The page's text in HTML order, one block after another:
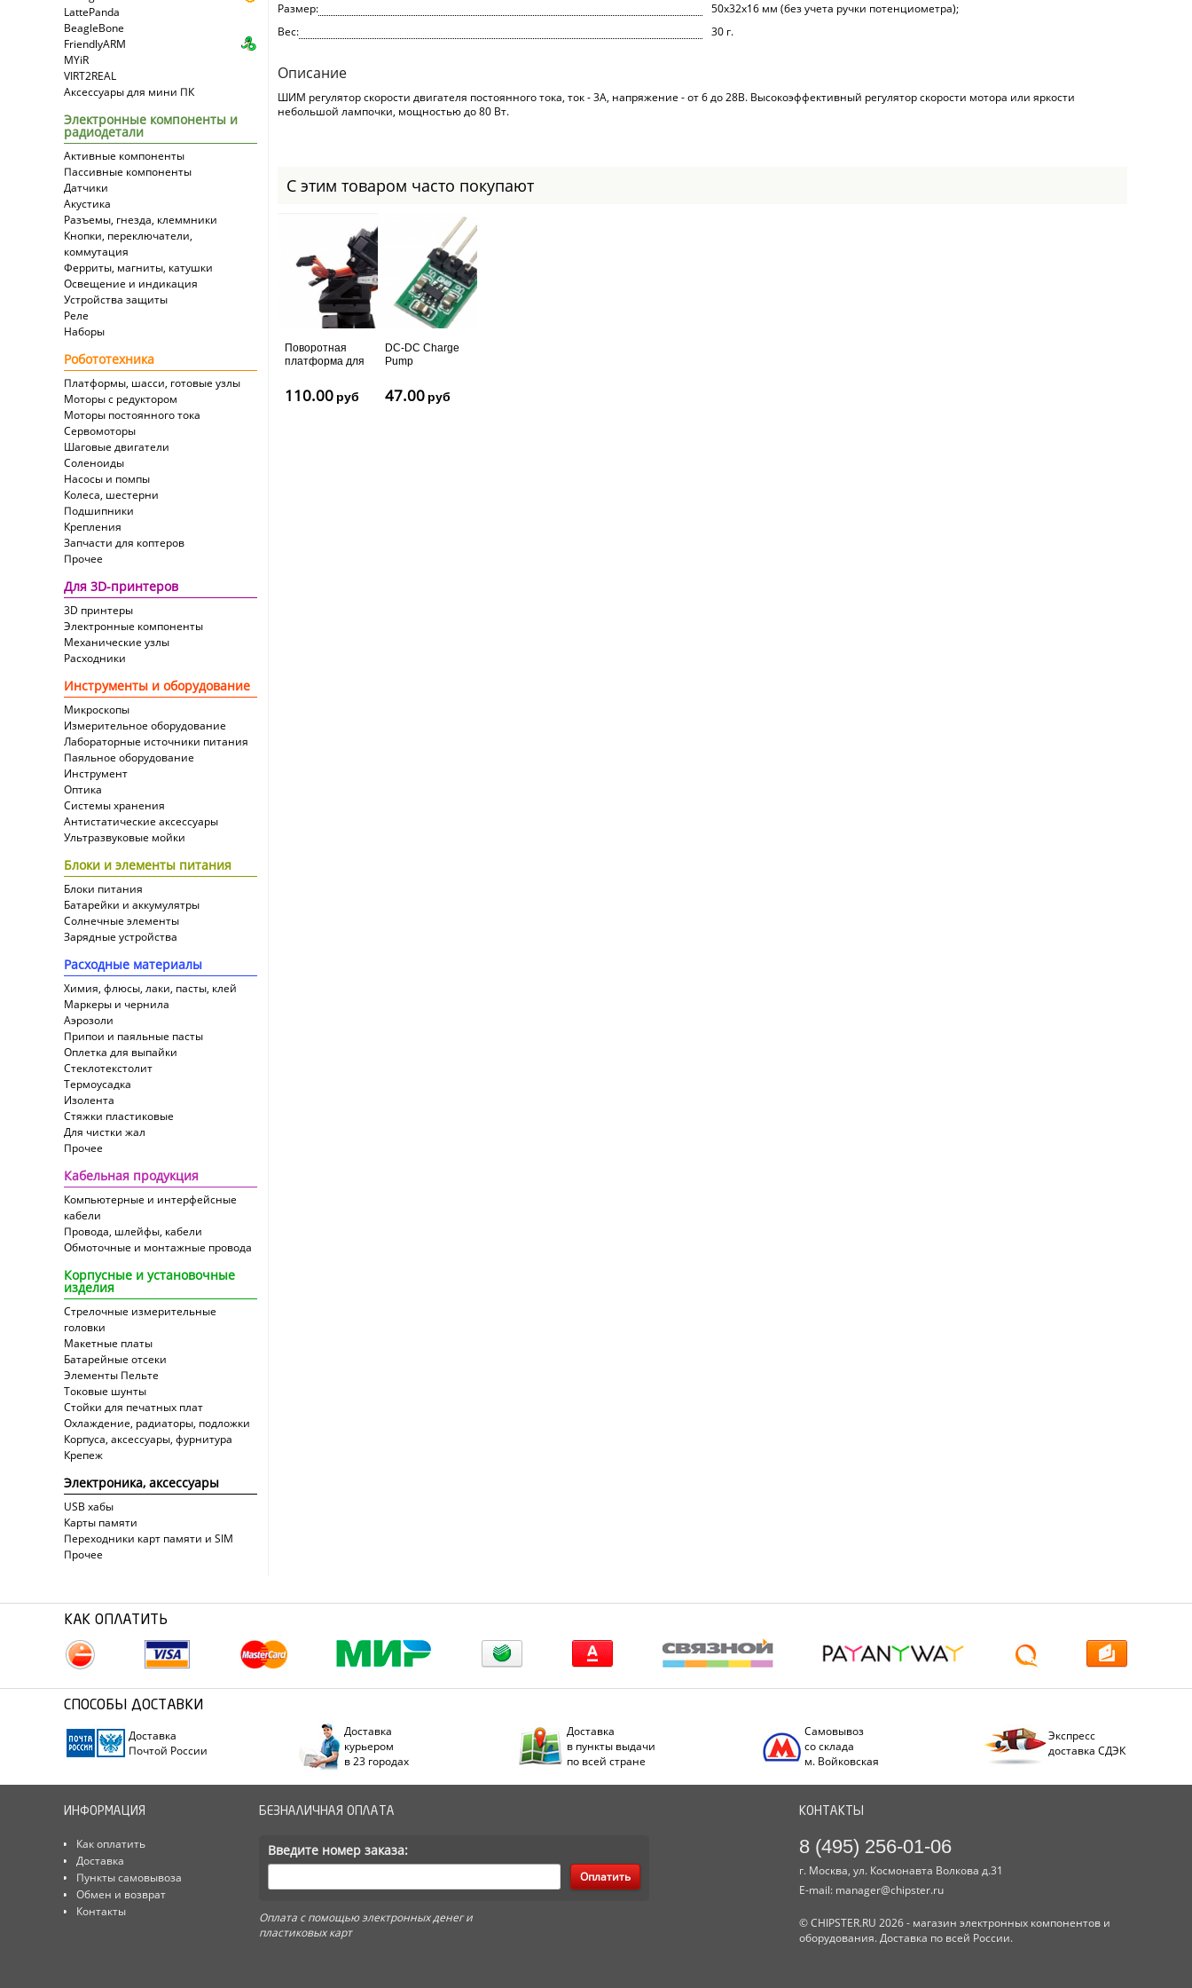
LattePanda
BeagleBone
FriendlyARM
MYiR
VIRT2REAL
Аксессуары для мини ПК
Электронные компоненты и
радиодетали
Активные компоненты
Пассивные компоненты
Датчики
Акустика
Разъемы, гнезда, клеммники
Кнопки, переключатели,
коммутация
Ферриты, магниты, катушки
Освещение и индикация
Устройства защиты
Реле
Наборы
Робототехника
Платформы, шасси, готовые узлы
Моторы с редуктором
Моторы постоянного тока
Сервомоторы
Шаговые двигатели
Соленоиды
Насосы и помпы
Колеса, шестерни
Подшипники
Крепления
Запчасти для коптеров
Прочее
Для 3D-принтеров
3D принтеры
Электронные компоненты
Механические узлы
Расходники
Инструменты и оборудование
Микроскопы
Измерительное оборудование
Лабораторные источники питания
Паяльное оборудование
Инструмент
Оптика
Системы хранения
Антистатические аксессуары
Ультразвуковые мойки
Блоки и элементы питания
Блоки питания
Батарейки и аккумулятры
Солнечные элементы
Зарядные устройства
Расходные материалы
Химия, флюсы, лаки, пасты, клей
Маркеры и чернила
Аэрозоли
Припои и паяльные пасты
Оплетка для выпайки
Cтеклотекстолит
Термоусадка
Изолента
Стяжки пластиковые
Для чистки жал
Прочее
Кабельная продукция
Компьютерные и интерфейсные
кабели
Провода, шлейфы, кабели
Обмоточные и монтажные провода
Корпусные и установочные
изделия
Стрелочные измерительные
головки
Макетные платы
Батарейные отсеки
Элементы Пельте
Токовые шунты
Стойки для печатных плат
Охлаждение, радиаторы, подложки
Корпуса, аксессуары, фурнитура
Крепеж
Электроника, аксессуары
USB хабы
Карты памяти
Переходники карт памяти и SIM
Прочее
Размер:
50x32x16 мм (без учета ручки потенциометра);
Вес:
30 г.
Описание
ШИМ регулятор скорости двигателя постоянного тока, ток - 3А, напряжение - от 6 до 28В. Высокоэффективный регулятор скорости мотора или яркости
небольшой лампочки, мощностью до 80 Вт.
С этим товаром часто покупают
Поворотная
платформа для
110.00 руб
DC-DC Charge
Pump
из 1.8V-5V в 3.3V
47.00 руб
КАК ОПЛАТИТЬ
СПОСОБЫ ДОСТАВКИ
Доставка
Почтой России
Доставка
курьером
в 23 городах
Доставка
в пункты выдачи
по всей стране
Самовывоз
со склада
м. Войковская
Экспресс
доставка СДЭК
ИНФОРМАЦИЯ
Как оплатить
Доставка
Пункты самовывоза
Обмен и возврат
Контакты
БЕЗНАЛИЧНАЯ ОПЛАТА
Введите номер заказа:
Оплатить
Оплата с помощью электронных денег и
пластиковых карт
КОНТАКТЫ
8 (495) 256-01-06
г. Москва, ул. Космонавта Волкова д.31
E-mail: manager@chipster.ru
© CHIPSTER.RU 2026 - магазин электронных компонентов и
оборудования. Доставка по всей России.